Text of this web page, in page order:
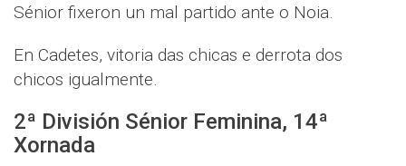
Sénior fixeron un mal partido ante o Noia.
En Cadetes, vitoria das chicas e derrota dos
chicos igualmente.
2ª División Sénior Feminina, 14ª
Xornada